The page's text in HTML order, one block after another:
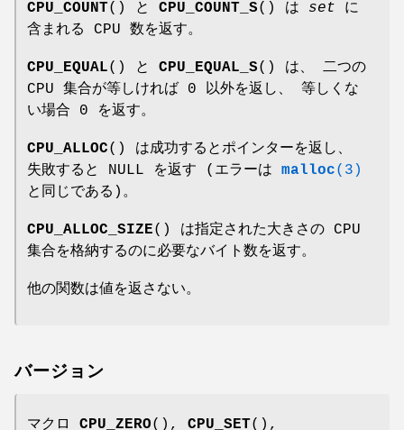
CPU_COUNT() と CPU_COUNT_S() は set に
含まれる CPU 数を返す。
CPU_EQUAL() と CPU_EQUAL_S() は、 二つの
CPU 集合が等しければ 0 以外を返し、 等しくな
い場合 0 を返す。
CPU_ALLOC() は成功するとポインターを返し、
失敗すると NULL を返す (エラーは malloc(3)
と同じである)。
CPU_ALLOC_SIZE() は指定された大きさの CPU
集合を格納するのに必要なバイト数を返す。
他の関数は値を返さない。
バージョン
マクロ CPU_ZERO(), CPU_SET(),